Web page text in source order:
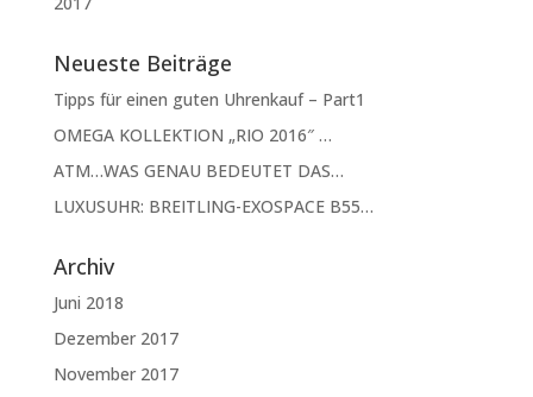
Neueste Beiträge
Tipps für einen guten Uhrenkauf – Part1
OMEGA KOLLEKTION „RIO 2016″ …
ATM…WAS GENAU BEDEUTET DAS…
LUXUSUHR: BREITLING-EXOSPACE B55…
Archiv
Juni 2018
Dezember 2017
November 2017